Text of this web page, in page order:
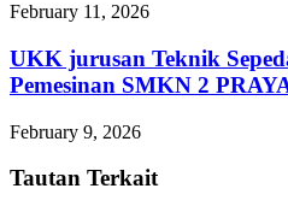
February 11, 2026
UKK jurusan Teknik
Pemesinan SMKN 2
February 9, 2026
Tautan Terkait